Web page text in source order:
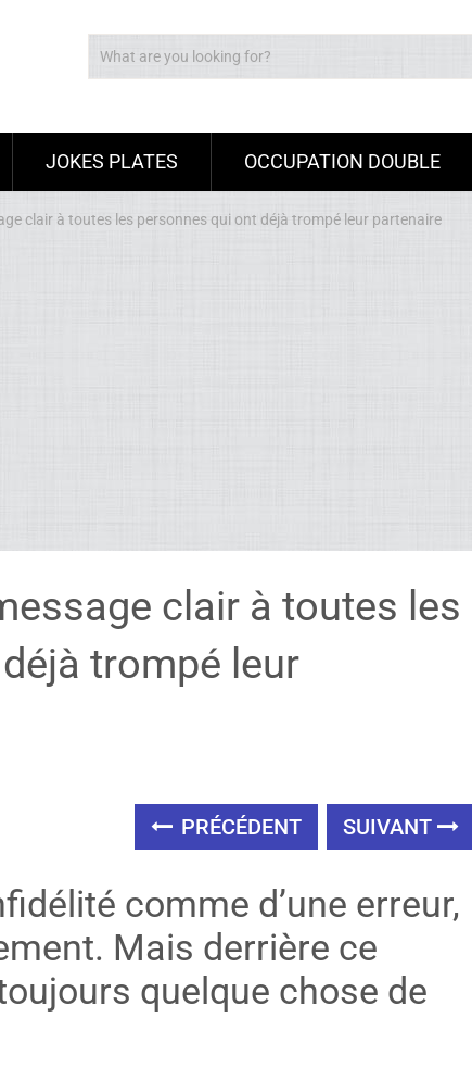
JOKES PLATES OCCUPATION DOUBLE
clair à toutes les personnes qui ont déjà trompé leur partenaire
clair à toutes les
trompé leur
PRÉCÉDENT SUIVANT
comme d’une erreur,
Mais derrière ce
quelque chose de